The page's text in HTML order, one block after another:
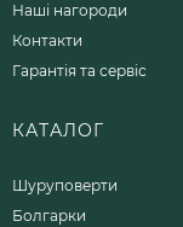
Наші нагороди
Контакти
Гарантія та сервіс
КАТАЛОГ
Шуруповерти
Болгарки